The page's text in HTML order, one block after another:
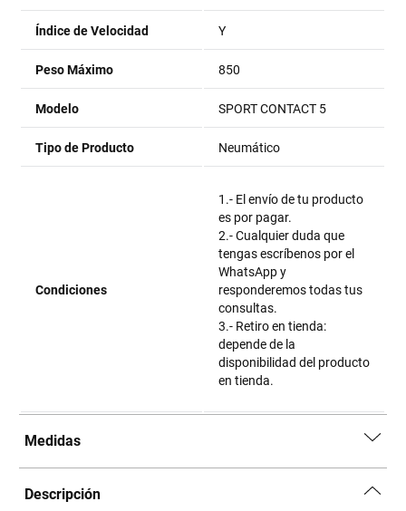
Índice de Velocidad Y
Peso Máximo 850
Modelo SPORT CONTACT 5
Tipo de Producto Neumático
Condiciones
1.- El envío de tu producto
es por pagar.
2.- Cualquier duda que
tengas escríbenos por el
WhatsApp y
responderemos todas tus
consultas.
3.- Retiro en tienda:
depende de la
disponibilidad del producto
en tienda.
Medidas
Descripción